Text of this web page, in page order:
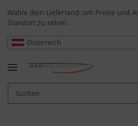
Wähle dein Lieferland, um Preise und
Standort zu sehen.
Österreich